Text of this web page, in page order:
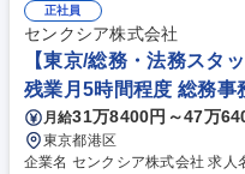
ダッシュボードの整備・運用な
申告・税理士・監査法人との連
き・労務管理・社会保険手続きなど 募集職種 【管理部門/オープン
ョン】経営企画・財務・経理・
正社員
センクシア株式会社
【東京/総務・法務スタ
残業月5時間程度 総務事
月給31万8400円～47万
東京都港区
企業名 センクシア株式会社 求人名 【東京/総務・法務スタッフ】フレック